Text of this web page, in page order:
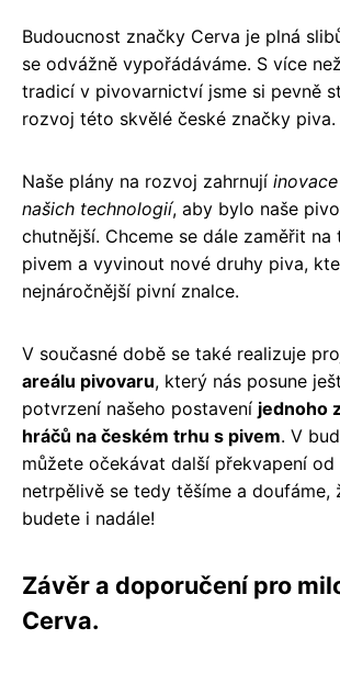
Budoucnost značky Cerva je plná
se odvážně vypořádáváme. S více
tradicí v pivovarnictví jsme si pevně
rozvoj této skvělé české značky piva.
Naše plány na rozvoj zahrnují
našich technologií, aby bylo naše
chutnější. Chceme se dále zaměřit
pivem a vyvinout nové druhy piva,
nejnáročnější pivní znalce.
V současné době se také realizuje
areálu pivovaru, který nás posune
potvrzení našeho postavení jednoho
hráčů na českém trhu s pivem. V
můžete očekávat další překvapení od
netrpělivě se tedy těšíme a doufáme,
budete i nadále!
Závěr a doporučení pro
Cerva.